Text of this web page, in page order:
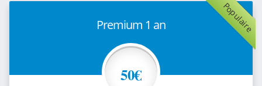
Populaire
Premium 1 an
50€